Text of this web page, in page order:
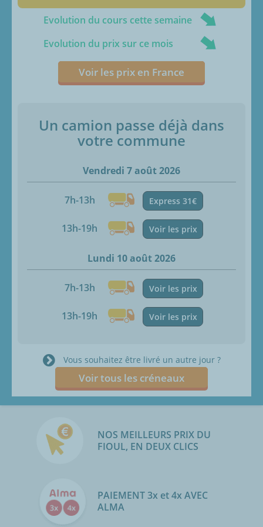
Evolution du cours cette semaine
Evolution du prix sur ce mois
Voir les prix en France
Un camion passe déjà dans
votre commune
Vendredi 7 août 2026
7h-13h Express 31€
13h-19h Voir les prix
Lundi 10 août 2026
7h-13h Voir les prix
13h-19h Voir les prix
Vous souhaitez être livré un autre jour ?
Voir tous les créneaux
NOS MEILLEURS PRIX DU
FIOUL, EN DEUX CLICS
PAIEMENT 3x et 4x AVEC
ALMA